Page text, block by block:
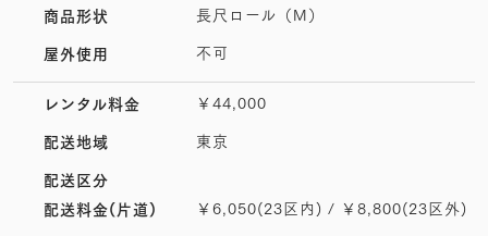
商品形状 長尺ロール（M）
屋外使用 不可
レンタル料金 ￥44,000
配送地域 東京
配送区分
配送料金(片道)
￥6,050(23区内) / ￥8,800(23区外)